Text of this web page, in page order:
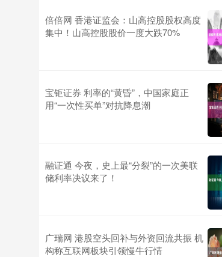
倍倍网 香港证监会：山高控股股权高度
集中！山高控股股价一度大跌70%
宝钜证券 利率的“黄昏”，中国家庭正
用“一次性买单”对抗降息潮
融证通 今夜，史上最“分裂”的一次美联
储利率决议来了！
广瑞网 港股空头回补与外资回流共振 机
构称互联网板块引领慢牛行情